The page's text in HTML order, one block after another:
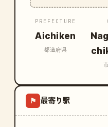
PREFECTURE
Aichiken
都道府県
⚑ 最寄り駅